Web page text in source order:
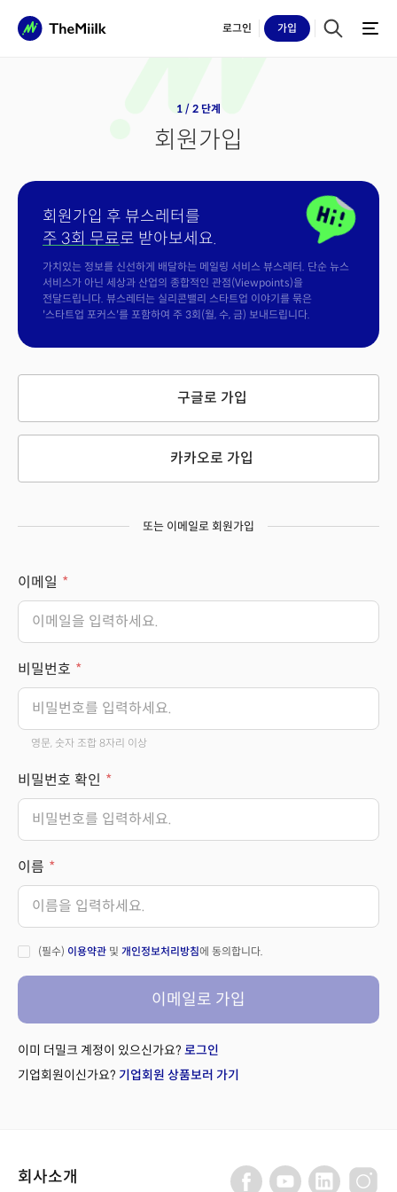
로그인 가입
1 / 2 단계
회원가입
회원가입 후 뷰스레터를
주 3회 무료로 받아보세요.
가치있는 정보를 신선하게 배달하는 메일링 서비스 뷰스레터. 단순 뉴스
서비스가 아닌 세상과 산업의 종합적인 관점(Viewpoints)을
전달드립니다. 뷰스레터는 실리콘밸리 스타트업 이야기를 묶은
'스타트업 포커스'를 포함하여 주 3회(월, 수, 금) 보내드립니다.
구글로 가입
카카오로 가입
또는 이메일로 회원가입
이메일
비밀번호
영문, 숫자 조합 8자리 이상
비밀번호 확인
이름
(필수) 이용약관 및 개인정보처리방침에 동의합니다.
이메일로 가입
이미 더밀크 계정이 있으신가요? 로그인
기업회원이신가요? 기업회원 상품보러 가기
회사소개